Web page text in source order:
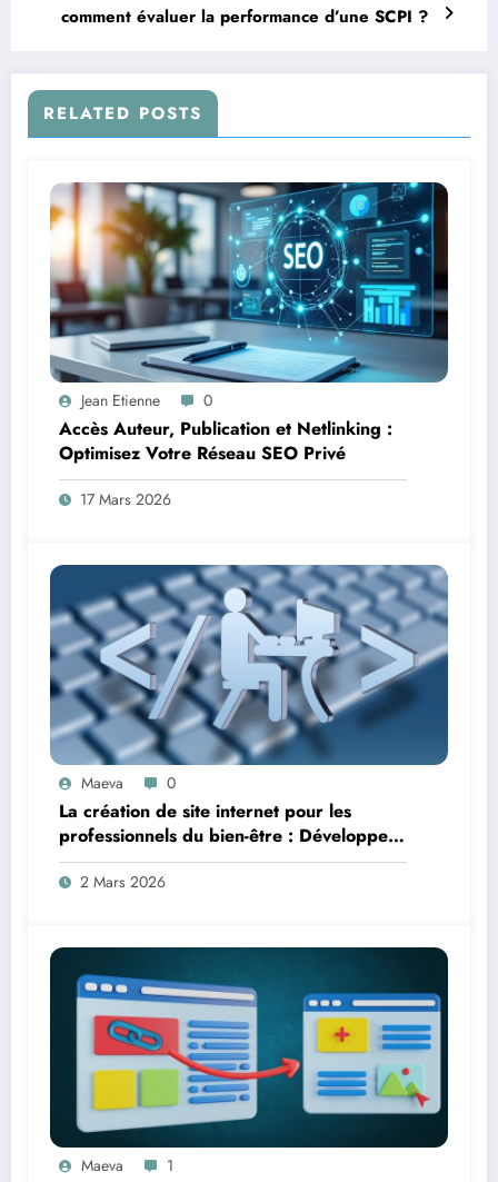
comment évaluer la performance d’une SCPI ?
RELATED POSTS
Jean Etienne 0
Accès Auteur, Publication et Netlinking :
Optimisez Votre Réseau SEO Privé
17 Mars 2026
Maeva 0
La création de site internet pour les
professionnels du bien-être : Développer
sa présence digitale en 2026
2 Mars 2026
Maeva 1